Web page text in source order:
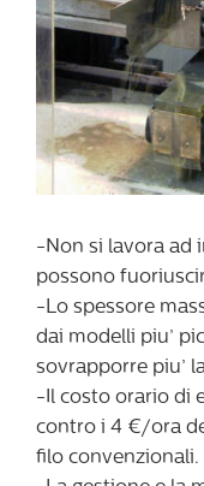
-Non si lavora ad
possono
-Lo spessore
dai modelli piu’
sovrapporre piu’
-Il costo orario di
contro i 4 €/ora
filo convenzionali.